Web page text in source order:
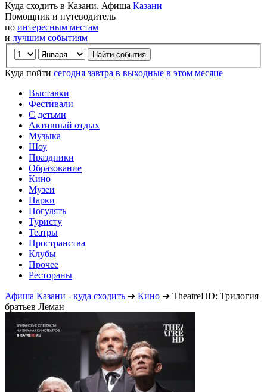
Куда сходить в Казани. Афиша Казани
Помощник и путеводитель
по интересным местам
и лучшим событиям
Куда пойти сегодня завтра в выходные в этом месяце
Выставки
Фестивали
С детьми
Активный отдых
Музыка
Шоу
Праздники
Образование
Кино
Музеи
Парки
Погулять
Туристу
Театры
Пространства
Клубы
Прочее
Рестораны
Афиша Казани - куда сходить ➔ Кино ➔ TheatreHD: Трилогия
братьев Леман